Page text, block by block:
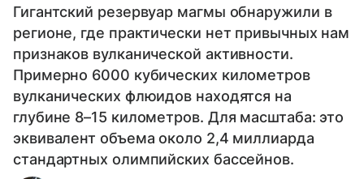
Гигантский резервуар магмы обнаружили в
регионе, где практически нет привычных нам
признаков вулканической активности.
Примерно 6000 кубических километров
вулканических флюидов находятся на
глубине 8–15 километров. Для масштаба: это
эквивалент объема около 2,4 миллиарда
стандартных олимпийских бассейнов.